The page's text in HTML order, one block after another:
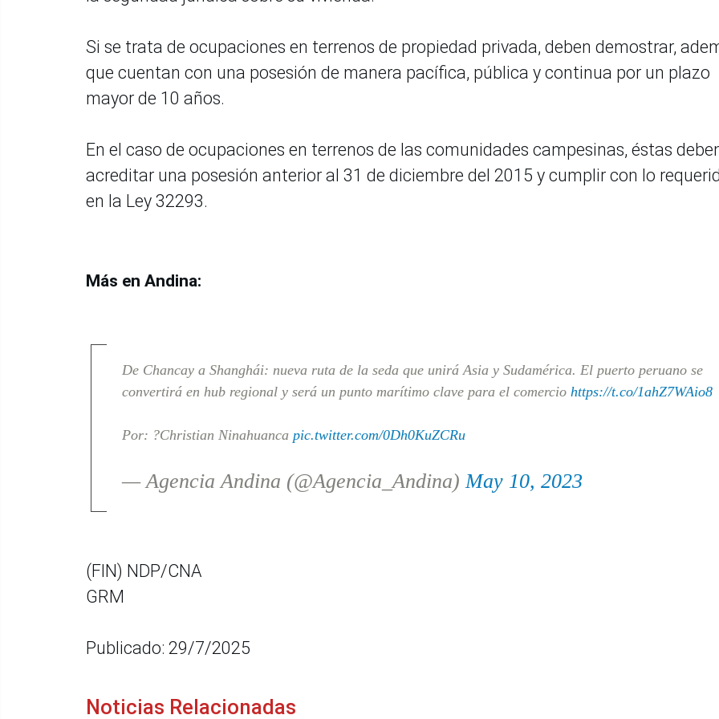
Si se trata de ocupaciones en terrenos de propiedad privada, deben demostrar,
que cuentan con una posesión de manera pacífica, pública y continua por un plazo
mayor de 10 años.
En el caso de ocupaciones en terrenos de las comunidades campesinas, éstas
acreditar una posesión anterior al 31 de diciembre del 2015 y cumplir con lo
en la Ley 32293.
Más en Andina:
De Chancay a Shanghái: nueva ruta de la seda que unirá Asia y Sudamérica. El puerto peruano se
convertirá en hub regional y será un punto marítimo clave para el comercio https://t.co/1ahZ7WAio8
Por: ?Christian Ninahuanca pic.twitter.com/0Dh0KuZCRu
— Agencia Andina (@Agencia_Andina)May 10, 2023
(FIN) NDP/CNA
GRM
Publicado: 29/7/2025
Noticias Relacionadas